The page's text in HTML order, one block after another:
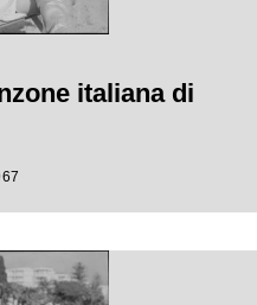
italiana di